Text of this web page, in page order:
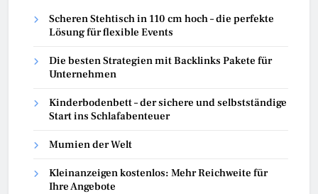
Scheren Stehtisch in 110 cm hoch – die perfekte
Lösung für flexible Events
Die besten Strategien mit Backlinks Pakete für
Unternehmen
Kinderbodenbett – der sichere und selbstständige
Start ins Schlafabenteuer
Mumien der Welt
Kleinanzeigen kostenlos: Mehr Reichweite für
Ihre Angebote